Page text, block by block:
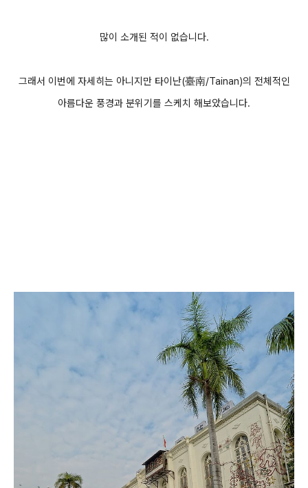
많이 소개된 적이 없습니다.
그래서 이번에 자세히는 아니지만 타이난(臺南/Tainan)의 전체적인
아름다운 풍경과 분위기를 스케치 해보았습니다.